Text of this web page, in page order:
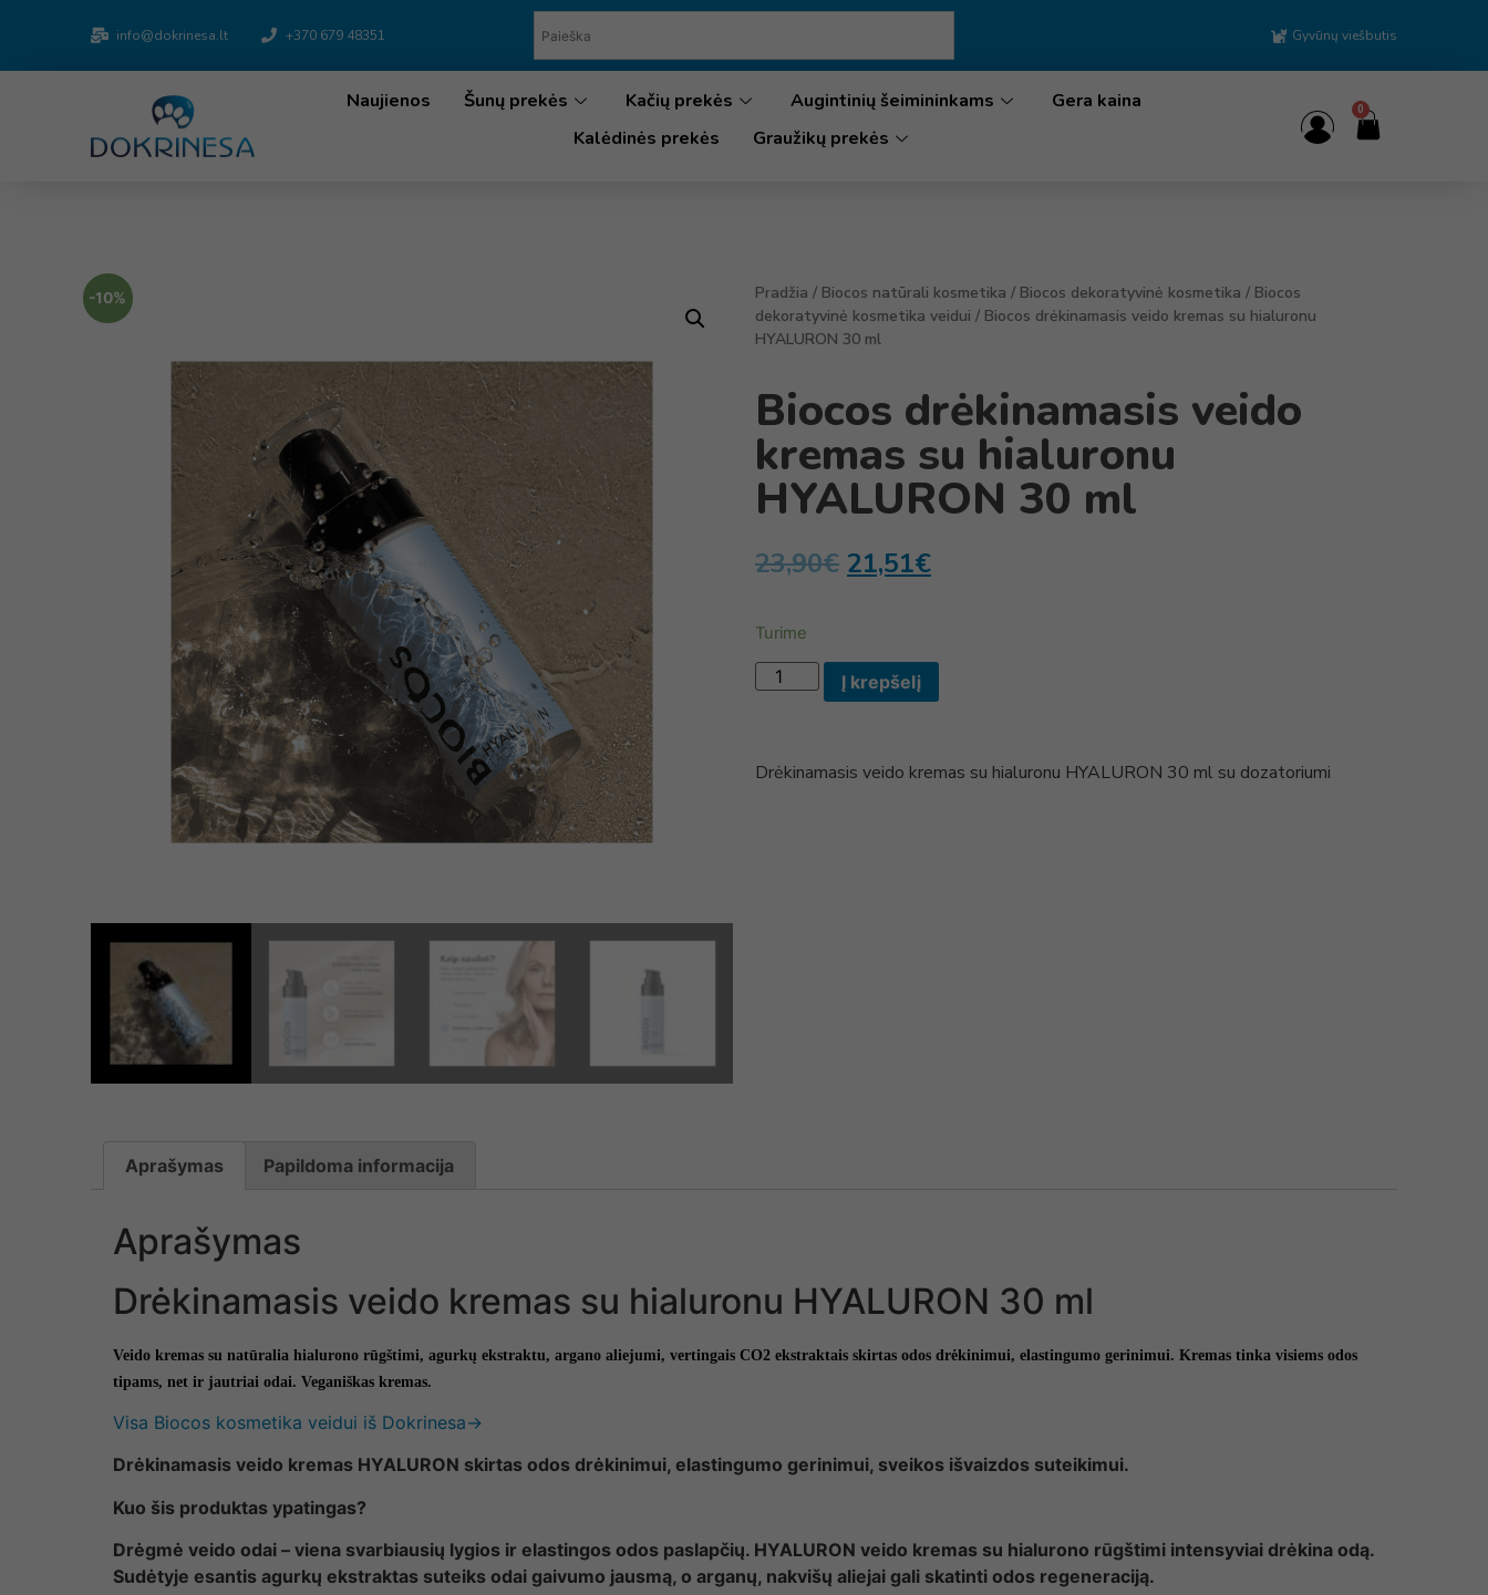
info@dokrinesa.lt +370 679 48351 Gyvūnų viešbutis
Naujienos Šunų prekės Kačių prekės Augintinių šeimininkams
Gera kaina
Kalėdinės prekės
Graužikų prekės
0
-10% Pradžia / Biocos natūrali kosmetika / Biocos dekoratyvinė kosmetika / Biocos
dekoratyvinė kosmetika veidui / Biocos drėkinamasis veido kremas su hialuronu
HYALURON 30 ml
Biocos drėkinamasis veido
kremas su hialuronu
HYALURON 30 ml
23,90€ 21,51€
Turime
Į krepšelį
Drėkinamasis veido kremas su hialuronu HYALURON 30 ml su dozatoriumi
Aprašymas Papildoma informacija
Aprašymas
Drėkinamasis veido kremas su hialuronu HYALURON 30 ml
Veido kremas su natūralia hialurono rūgštimi, agurkų ekstraktu, argano aliejumi, vertingais CO2 ekstraktais skirtas odos drėkinimui, elastingumo gerinimui. Kremas tinka visiems odos
tipams, net ir jautriai odai. Veganiškas kremas.
Visa Biocos kosmetika veidui iš Dokrinesa→
Drėkinamasis veido kremas HYALURON skirtas odos drėkinimui, elastingumo gerinimui, sveikos išvaizdos suteikimui.
Kuo šis produktas ypatingas?
Drėgmė veido odai – viena svarbiausių lygios ir elastingos odos paslapčių. HYALURON veido kremas su hialurono rūgštimi intensyviai drėkina odą.
Sudėtyje esantis agurkų ekstraktas suteiks odai gaivumo jausmą, o arganų, nakvišų aliejai gali skatinti odos regeneraciją.